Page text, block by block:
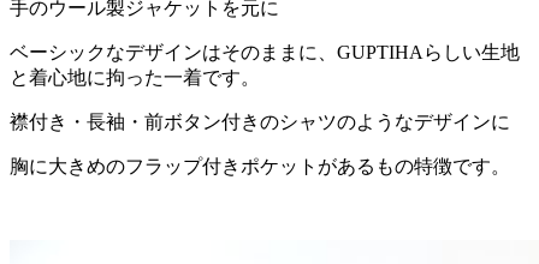
手のウール製ジャケットを元に
ベーシックなデザインはそのままに、GUPTIHAらしい生地
と着心地に拘った一着です。
襟付き・長袖・前ボタン付きのシャツのようなデザインに
胸に大きめのフラップ付きポケットがあるもの特徴です。